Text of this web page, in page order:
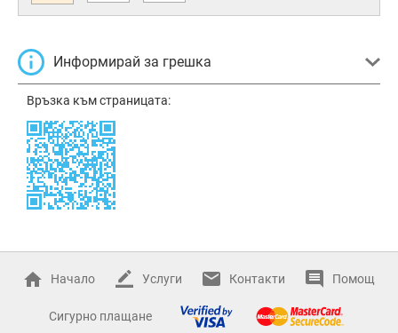
Информирай за грешка
Връзка към страницата:
Начало Услуги Контакти Помощ
Сигурно плащане